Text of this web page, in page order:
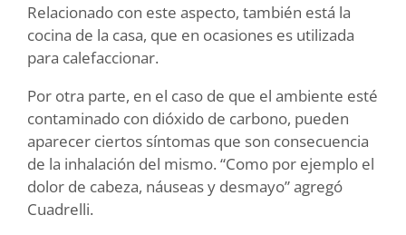
Relacionado con este aspecto, también está la
cocina de la casa, que en ocasiones es utilizada
para calefaccionar.
Por otra parte, en el caso de que el ambiente esté
contaminado con dióxido de carbono, pueden
aparecer ciertos síntomas que son consecuencia
de la inhalación del mismo. “Como por ejemplo el
dolor de cabeza, náuseas y desmayo” agregó
Cuadrelli.